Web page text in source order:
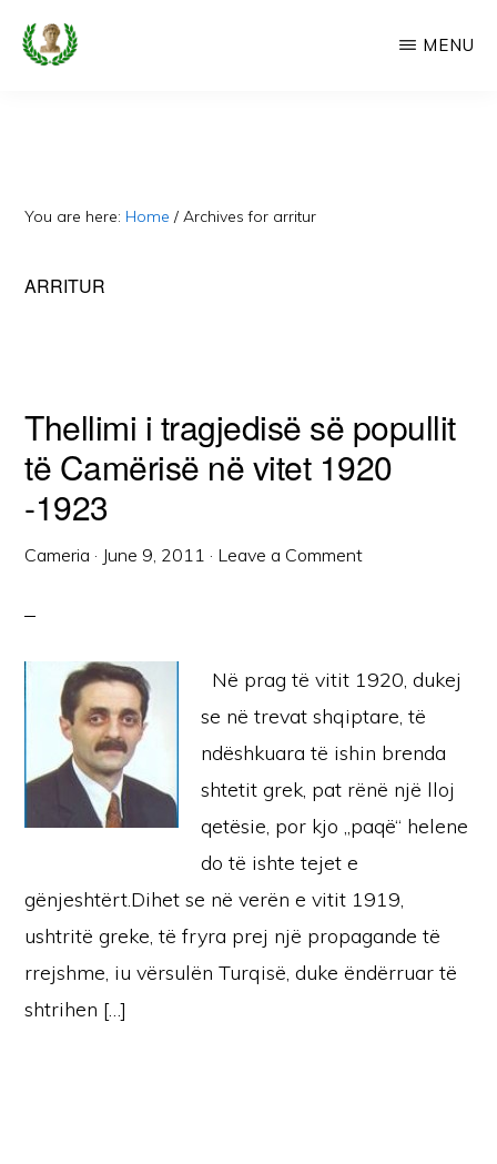
Skip
Faqe
Dedikuar
MENU
You are here: Home / Archives for arritur
ARRITUR
Thellimi i tragjedisë së popullit
të Camërisë në vitet 1920
-1923
Cameria · June 9, 2011 · Leave a Comment
Në prag të vitit 1920, dukej
se në trevat shqiptare, të
ndëshkuara të ishin brenda
shtetit grek, pat rënë një lloj
qetësie, por kjo „paqë“ helene
do të ishte tejet e
gënjeshtërt.Dihet se në verën e vitit 1919,
ushtritë greke, të fryra prej një propagande të
rrejshme, iu vërsulën Turqisë, duke ëndërruar të
shtrihen […]